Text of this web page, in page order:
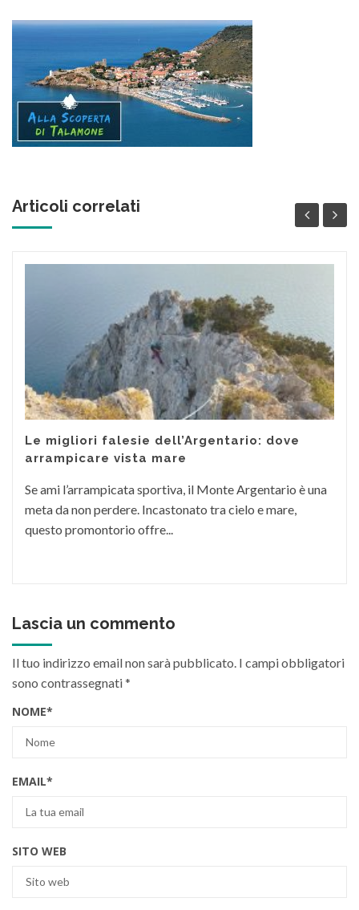
Articoli correlati
Le migliori falesie dell’Argentario: dove
arrampicare vista mare
Se ami l’arrampicata sportiva, il Monte Argentario è una
meta da non perdere. Incastonato tra cielo e mare,
questo promontorio offre...
Lascia un commento
Il tuo indirizzo email non sarà pubblicato. I campi obbligatori
sono contrassegnati*
NOME*
EMAIL*
SITO WEB